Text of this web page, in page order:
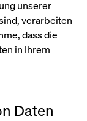
unserer
verarbeiten
dass die
in Ihrem
Daten